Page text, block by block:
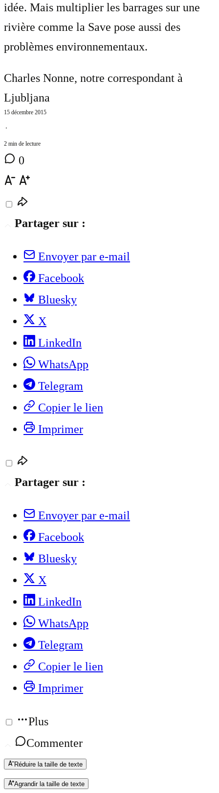
idée. Mais multiplier les barrages sur une
rivière comme la Save pose aussi des
problèmes environnementaux.
Charles Nonne, notre correspondant à
Ljubljana
15 décembre 2015
⋅
2 min de lecture
0
Partager sur :
Envoyer par e-mail
Facebook
Bluesky
X
LinkedIn
WhatsApp
Telegram
Copier le lien
Imprimer
Partager sur :
Envoyer par e-mail
Facebook
Bluesky
X
LinkedIn
WhatsApp
Telegram
Copier le lien
Imprimer
Plus
Commenter
Réduire la taille de texte
Agrandir la taille de texte